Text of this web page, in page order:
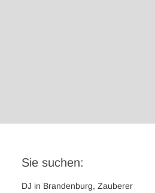
Sie suchen:
DJ in Brandenburg, Zauberer